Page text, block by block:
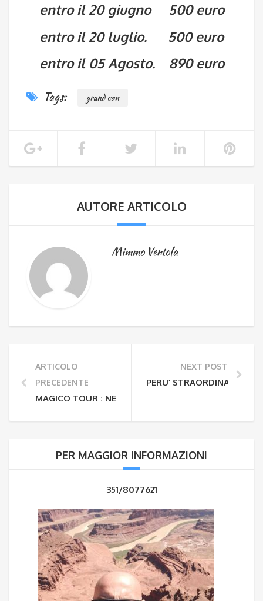
entro il 20 giugno 500 euro
entro il 20 luglio. 500 euro
entro il 05 Agosto. 890 euro
Tags: grand can
AUTORE ARTICOLO
Mimmo Ventola
ARTICOLO
PRECEDENTE
MAGICO TOUR : NEPAL E BHUTAN DAL 02.10 AL 16.10
NEXT POST
PERU’ STRAORDINARIO
PER MAGGIOR INFORMAZIONI
351/8077621